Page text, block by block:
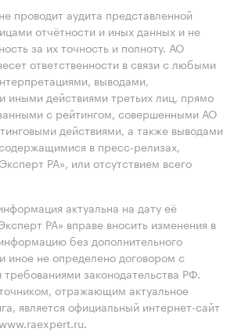
проводит аудита представленной
отчётности и иных данных и не
за их точность и полноту. АО
ответственности в связи с любыми
выводами,
иными действиями третьих лиц, прямо
с рейтингом, совершенными АО
действиями, а также выводами
в пресс-релизах,
РА», или отсутствием всего
актуальна на дату её
РА» вправе вносить изменения в
без дополнительного
иное не определено договором с
требованиями законодательства РФ.
отражающим актуальное
является официальный интернет-сайт